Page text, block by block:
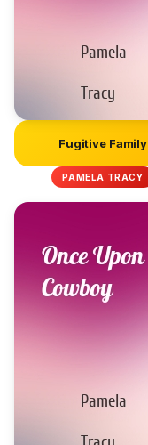
Fugitive Family
PAMELA TRACY